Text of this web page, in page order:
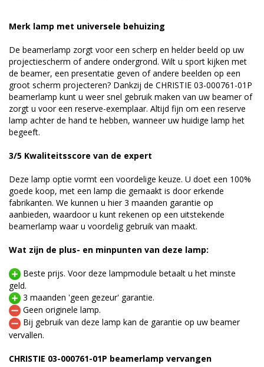
Merk lamp met universele behuizing
De beamerlamp zorgt voor een scherp en helder beeld op uw
projectiescherm of andere ondergrond. Wilt u sport kijken met
de beamer, een presentatie geven of andere beelden op een
groot scherm projecteren? Dankzij de CHRISTIE 03-000761-01P
beamerlamp kunt u weer snel gebruik maken van uw beamer of
zorgt u voor een reserve-exemplaar. Altijd fijn om een reserve
lamp achter de hand te hebben, wanneer uw huidige lamp het
begeeft.
3/5 Kwaliteitsscore van de expert
Deze lamp optie vormt een voordelige keuze. U doet een 100%
goede koop, met een lamp die gemaakt is door erkende
fabrikanten. We kunnen u hier 3 maanden garantie op
aanbieden, waardoor u kunt rekenen op een uitstekende
beamerlamp waar u voordelig gebruik van maakt.
Wat zijn de plus- en minpunten van deze lamp:
Beste prijs. Voor deze lampmodule betaalt u het minste
geld.
3 maanden 'geen gezeur' garantie.
Geen originele lamp.
Bij gebruik van deze lamp kan de garantie op uw beamer
vervallen.
CHRISTIE 03-000761-01P beamerlamp vervangen